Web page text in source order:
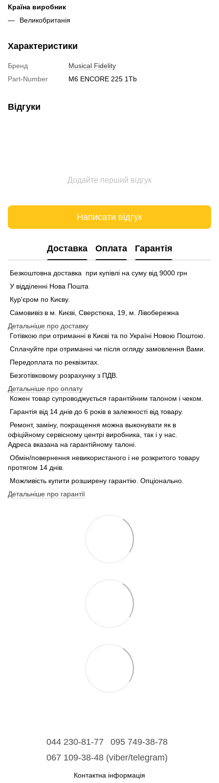
Країна виробник
Великобританія
Характеристики
Бренд
Musical Fidelity
Part-Number
M6 ENCORE 225 1Tb
Відгуки
Додайте перший відгук
Написати відгук
Доставка Оплата Гарантія
Безкоштовна доставка при купівлі на суму від 9000 грн
У відділенні Нова Пошта
Кур'єром по Києву.
Самовивіз в м. Києві, Сверстюка, 19, м. Лівобережна
Детальніше про доставку
Готівкою при отриманні в Києві та по Україні Новою Поштою.
Сплачуйте при отриманні чи після огляду замовлення Вами.
Передоплата по реквізитах.
Безготівковому розрахунку з ПДВ.
Детальніше про оплату
Кожен товар супроводжується гарантійним талоном і чеком.
Гарантія від 14 днів до 6 років в залежності від товару.
Ремонт, заміну, покращення можна выконувати як в
офіційному сервісному центрі виробника, так і у нас.
Адреса вказана на гарантійному талоні.
Обмін/повернення невикористаного і не розкритого товару
протягом 14 днів.
Можливість купити розширену гарантію. Опціонально.
Детальніше про гарантії
044 230-81-77
095 749-38-78
067 109-38-48 (viber/telegram)
Контактна інформація